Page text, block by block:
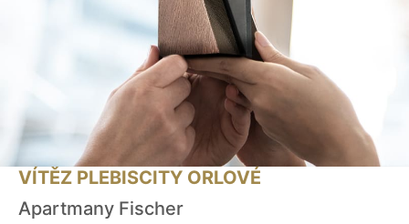
VÍTĚZ PLEBISCITY ORLOVÉ
Apartmany Fischer